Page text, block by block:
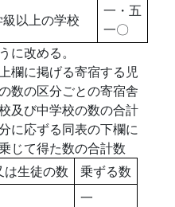
以上の学校
一・五
一〇
に改める。
欄に掲げる寄宿する児
数の区分ごとの寄宿舎
及び中学校の数の合計
に応ずる同表の下欄に
じて得た数の合計数
生徒の数
乗ずる数
一